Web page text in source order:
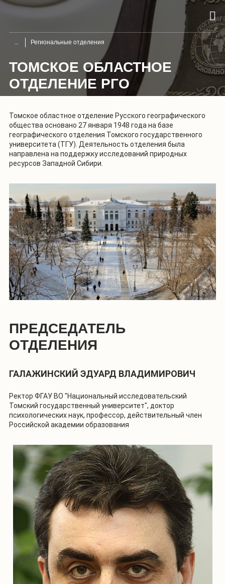
Региональные отделения
ТОМСКОЕ ОБЛАСТНОЕ
ОТДЕЛЕНИЕ РГО
Томское областное отделение Русского географического
общества основано 27 января 1948 года на базе
географического отделения Томского государственного
университета (ТГУ). Деятельность отделения была
направлена на поддержку исследований природных
ресурсов Западной Сибири.
ПРЕДСЕДАТЕЛЬ
ОТДЕЛЕНИЯ
ГАЛАЖИНСКИЙ ЭДУАРД ВЛАДИМИРОВИЧ
Ректор ФГАУ ВО "Национальный исследовательский
Томский государственный университет", доктор
психологических наук, профессор, действительный член
Российской академии образования